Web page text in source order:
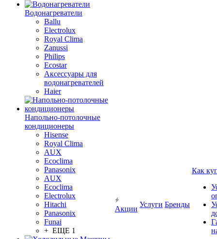
Водонагреватели
Ballu
Electrolux
Royal Clima
Zanussi
Philips
Ecostar
Аксессуары для
водонагревателей
Haier
Напольно-потолочные
кондиционеры
Hisense
Royal Clima
AUX
Ecoclima
Panasonix
AUX
Ecoclima
Electrolux
Hitachi
Panasonix
Funai
+ ЕЩЕ 1
Акции
Услуги Бренды
Как